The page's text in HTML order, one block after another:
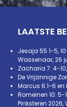
LAATSTE
Jesaja 55 1-5,
Wassenaar, 26
Zacharia 7: 4-
De Vrijzinnige
Marcus 6:1-6 en
Romeinen 10: 5-
Pinksteren